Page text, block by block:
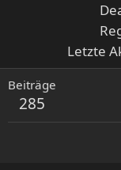
Letzte
Beiträge
285